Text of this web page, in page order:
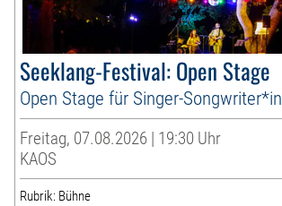
Seeklang-Festival: Open Stage
Open Stage für Singer-
Freitag, 07.08.2026 | 19:30 Uhr
KAOS
Rubrik: Bühne